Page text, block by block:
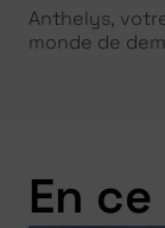
Anthelys,
monde de
En